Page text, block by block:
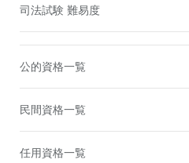
司法試験 難易度
公的資格一覧
民間資格一覧
任用資格一覧